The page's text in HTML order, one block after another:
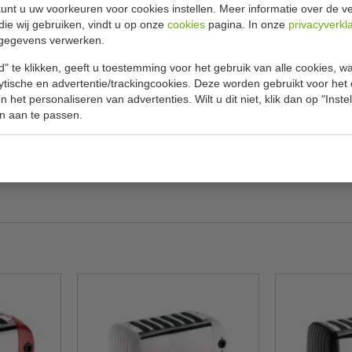
u uw voorkeuren voor cookies instellen. Meer informatie over de
wij gebruiken, vindt u op onze cookies pagina. In onze
verwerken.
te klikken, geeft u toestemming voor het gebruik van alle cookies,
en advertentie/trackingcookies. Deze worden gebruikt voor het
het personaliseren van advertenties. Wilt u dit niet, klik dan op
aan te passen.
toast. De broodrooster is gemaakt van
perfect voor licht gebruik. De 4 sleuven
systeem voor een gelijkmatige
klaar om geserveerd te worden.
Afmeting
kW